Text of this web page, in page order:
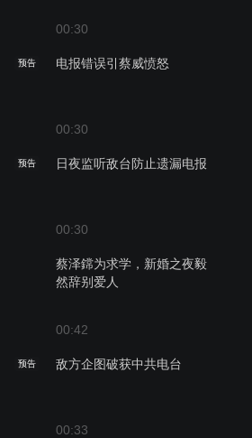
00:30
预告 电报错误引蔡威愤怒
00:30
预告 日夜监听敌台防止遗漏电报
00:30
蔡泽鏛为求学，新婚之夜毅
然辞别爱人
00:42
预告 敌方企图破获中共电台
00:33